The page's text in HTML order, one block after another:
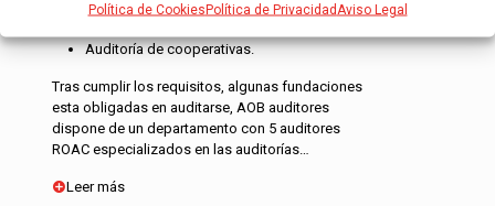
Política de CookiesPolítica de Privacidad Aviso Legal
Auditorías de asociaciones obligatorias.
Auditoría de cooperativas.
Tras cumplir los requisitos, algunas fundaciones
esta obligadas en auditarse, AOB auditores
dispone de un departamento con 5 auditores
ROAC especializados en las auditorías…
Leer más